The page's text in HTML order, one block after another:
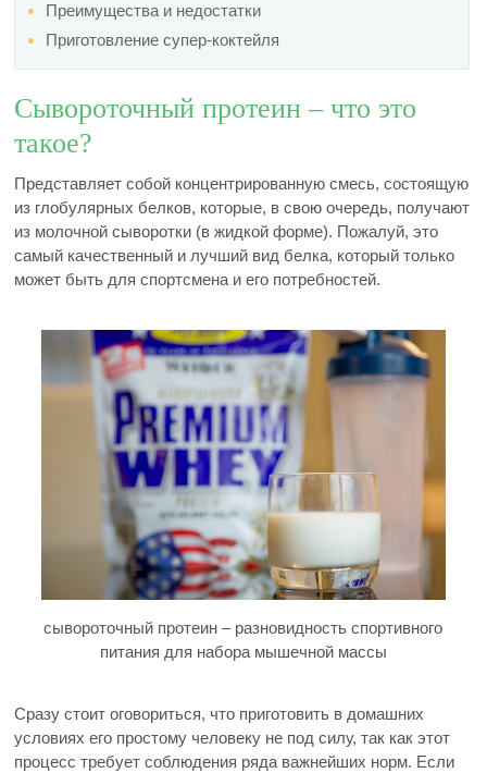
Преимущества и недостатки
Приготовление супер-коктейля
Сывороточный протеин – что это
такое?
Представляет собой концентрированную смесь, состоящую
из глобулярных белков, которые, в свою очередь, получают
из молочной сыворотки (в жидкой форме). Пожалуй, это
самый качественный и лучший вид белка, который только
может быть для спортсмена и его потребностей.
сывороточный протеин – разновидность спортивного
питания для набора мышечной массы
Сразу стоит оговориться, что приготовить в домашних
условиях его простому человеку не под силу, так как этот
процесс требует соблюдения ряда важнейших норм. Если